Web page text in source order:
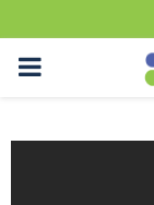
PRIMARY